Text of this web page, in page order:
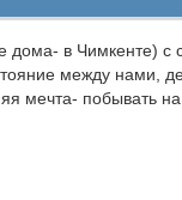
в Чимкенте) с
между нами,
мечта- побывать